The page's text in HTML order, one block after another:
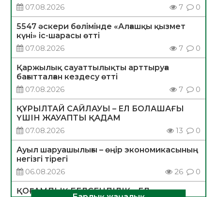
07.08.2026
7 0
5547 әскери бөлімінде «Алғашқы қызмет
күні» іс-шарасы өтті
07.08.2026
7 0
Қаржылық сауаттылықты арттыруға
бағытталған кездесу өтті
07.08.2026
7 0
ҚҰРЫЛТАЙ САЙЛАУЫ – ЕЛ БОЛАШАҒЫ
ҮШІН ЖАУАПТЫ ҚАДАМ
07.08.2026
13 0
Ауыл шаруашылығы – өңір экономикасының
негізгі тірегі
06.08.2026
26 0
ҚОҒАМДЫҚ БЕЛСЕНДІЛІК – ЕЛ